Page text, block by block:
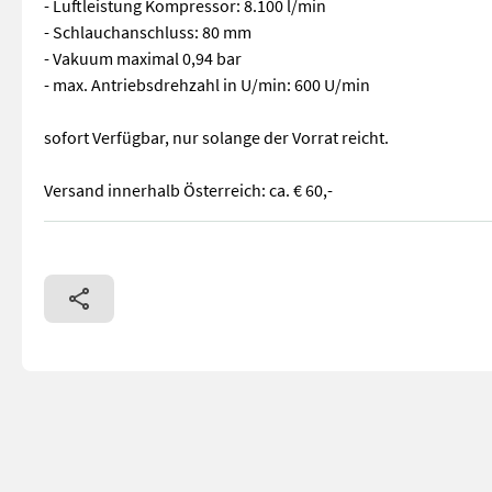
- Luftleistung Kompressor: 8.100 l/min
- Schlauchanschluss: 80 mm
- Vakuum maximal 0,94 bar
- max. Antriebsdrehzahl in U/min: 600 U/min
sofort Verfügbar, nur solange der Vorrat reicht.
Versand innerhalb Österreich: ca. € 60,-
- Vorsatzgetriebe (540 U/min) - Gepresste Schmierung (mit